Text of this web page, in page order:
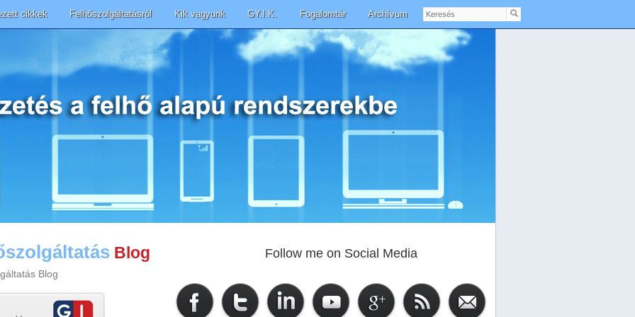
cikkek Felhőszolgáltatásról Kik vagyunk GY.I.K. Fogalomtár Archívum
Keresés
Blog
Blog
Follow me on Social Media